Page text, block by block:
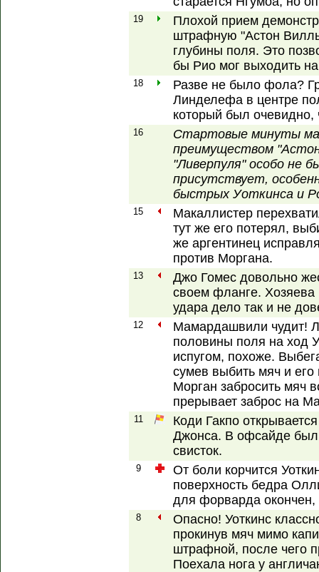
19
Плохой прием
штрафную "Астон
глубины поля. Это
бы Рио мог выходить
18
Разве не было фола?
Линделефа в центре
который был очевидно,
16
Стартовые минуты
преимуществом
"Ливерпуля" особо не
присутствует,
быстрых Уоткинса и
15
Макаллистер
тут же его потерял,
же аргентинец
против Моргана.
13
Джо Гомес довольно
своем фланге.
удара дело так и не
12
Мамардашвили чудит!
половины поля на ход
испугом, похоже.
сумев выбить мяч и
Морган забросить мяч
прерывает заброс на
11
Коди Гакпо
Джонса. В офсайде был
свисток.
9
От боли корчится
поверхность бедра
для форварда
8
Опасно! Уоткинс
прокинув мяч мимо
штрафной, после чего
Поехала нога у